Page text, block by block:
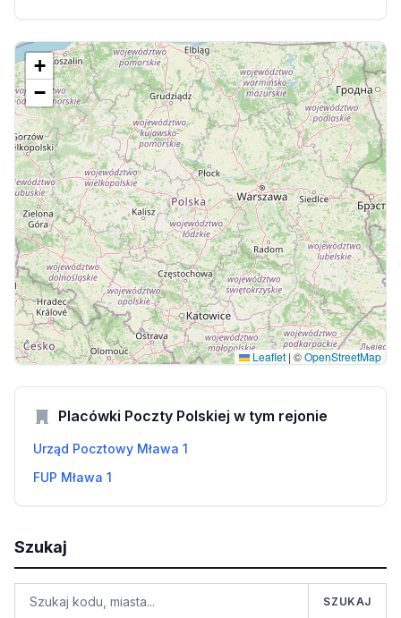
+
−
Leaflet | ©OpenStreetMap
Placówki Poczty Polskiej w tym rejonie
Urząd Pocztowy Mława 1
FUP Mława 1
Szukaj
SZUKAJ